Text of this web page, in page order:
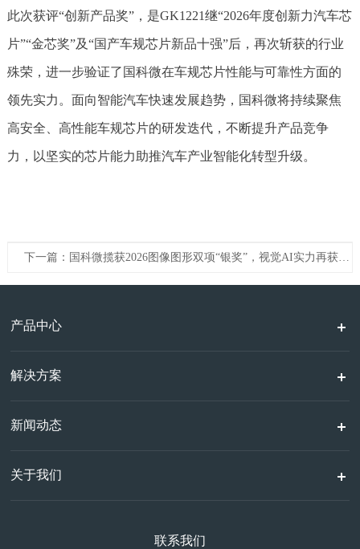
此次获评“创新产品奖”，是GK1221继“2026年度创新力汽车芯
片”“金芯奖”及“国产车规芯片新品十强”后，再次斩获的行业
殊荣，进一步验证了国科微在车规芯片性能与可靠性方面的
领先实力。面向智能汽车快速发展趋势，国科微将持续聚焦
高安全、高性能车规芯片的研发迭代，不断提升产品竞争
力，以坚实的芯片能力助推汽车产业智能化转型升级。
下一篇：国科微揽获2026图像图形双项“银奖”，视觉AI实力再获权威认可
产品中心
解决方案
新闻动态
关于我们
联系我们